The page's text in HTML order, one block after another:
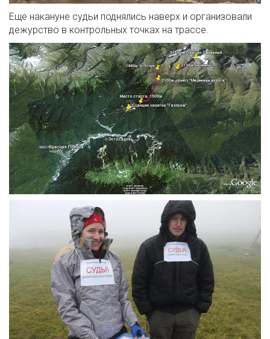
Еще накануне судьи поднялись наверх и организовали
дежурство в контрольных точках на трассе.